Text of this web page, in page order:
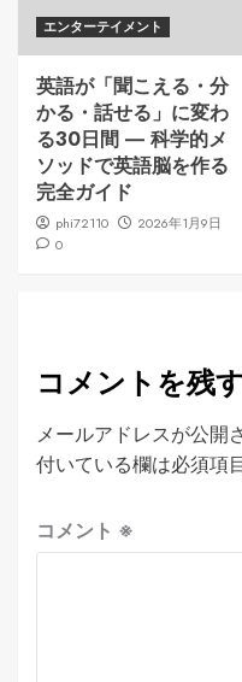
エンターテイメント
英語が「聞こえる・分
かる・話せる」に変わ
る30日間 ― 科学的メ
ソッドで英語脳を作る
完全ガイド
phi72110
2026年1月9日
0
コメントを残
メールアドレスが公開
付いている欄は必須項
コメント ※